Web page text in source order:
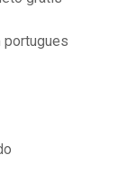
portugues